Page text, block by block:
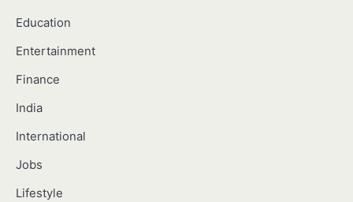
Education
Entertainment
Finance
India
International
Jobs
Lifestyle